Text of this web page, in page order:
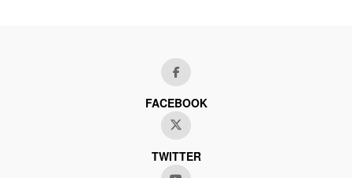
FACEBOOK
TWITTER